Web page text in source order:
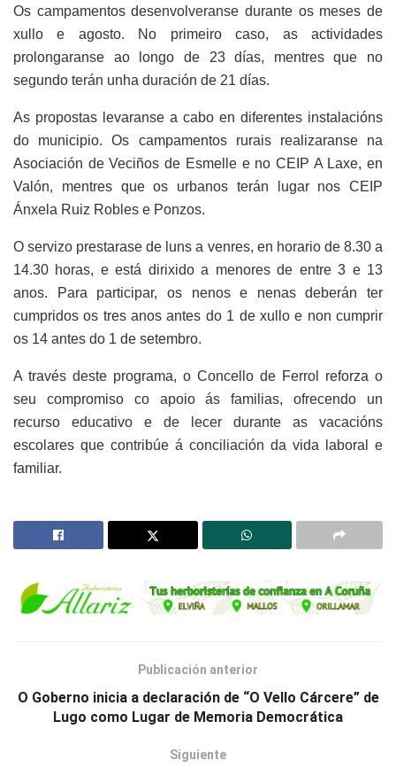
Os campamentos desenvolveranse durante os meses de
xullo e agosto. No primeiro caso, as actividades
prolongaranse ao longo de 23 días, mentres que no
segundo terán unha duración de 21 días.
As propostas levaranse a cabo en diferentes instalacións
do municipio. Os campamentos rurais realizaranse na
Asociación de Veciños de Esmelle e no CEIP A Laxe, en
Valón, mentres que os urbanos terán lugar nos CEIP
Ánxela Ruiz Robles e Ponzos.
O servizo prestarase de luns a venres, en horario de 8.30 a
14.30 horas, e está dirixido a menores de entre 3 e 13
anos. Para participar, os nenos e nenas deberán ter
cumpridos os tres anos antes do 1 de xullo e non cumprir
os 14 antes do 1 de setembro.
A través deste programa, o Concello de Ferrol reforza o
seu compromiso co apoio ás familias, ofrecendo un
recurso educativo e de lecer durante as vacacións
escolares que contribúe á conciliación da vida laboral e
familiar.
Publicación anterior
O Goberno inicia a declaración de “O Vello Cárcere” de
Lugo como Lugar de Memoria Democrática
Siguiente